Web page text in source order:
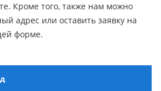
Кроме того, также нам можно
адрес или оставить заявку на
форме.